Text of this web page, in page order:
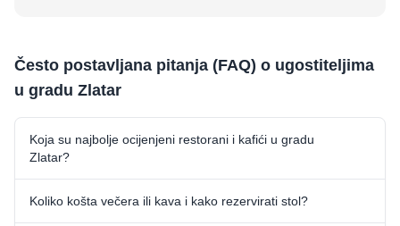
Često postavljana pitanja (FAQ) o ugostiteljima
u gradu Zlatar
Koja su najbolje ocijenjeni restorani i kafići u gradu
Zlatar?
Koliko košta večera ili kava i kako rezervirati stol?